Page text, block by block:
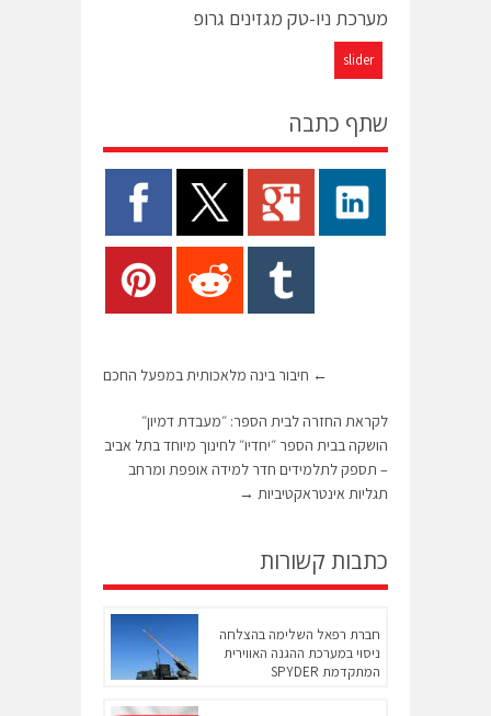
מערכת ניו-טק מגזינים גרופ
slider
שתף כתבה
← חיבור בינה מלאכותית במפעל החכם
לקראת החזרה לבית הספר: ״מעבדת דמיון״
הושקה בבית הספר ״יחדיו״ לחינוך מיוחד בתל אביב
– תספק לתלמידים חדר למידה אופפת ומרחב
תגליות אינטראקטיביות →
כתבות קשורות
חברת רפאל השלימה בהצלחה
ניסוי במערכת ההגנה האווירית
המתקדמת SPYDER